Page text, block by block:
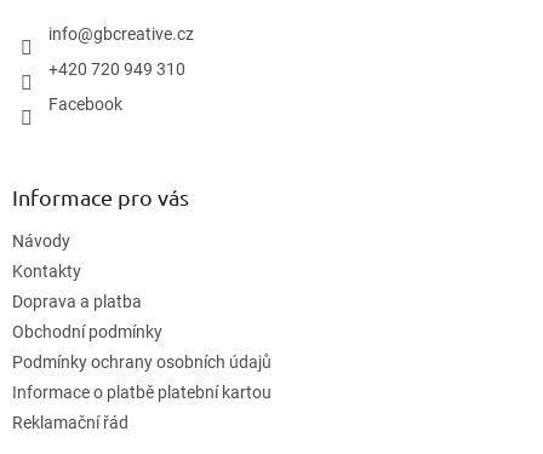
info@gbcreative.cz
+420 720 949 310
Facebook
Informace pro vás
Návody
Kontakty
Doprava a platba
Obchodní podmínky
Podmínky ochrany osobních údajů
Informace o platbě platební kartou
Reklamační řád